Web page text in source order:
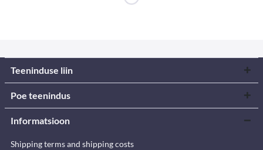
Teeninduse liin
Poe teenindus
Informatsioon
Shipping terms and shipping costs